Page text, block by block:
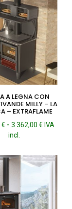
4.936,00
a
5.056,00
A LEGNA CON
MILLY – LA
– EXTRAFLAME
€ - 3.362,00 €Fascia
da
2.673,00
IVA
incl.